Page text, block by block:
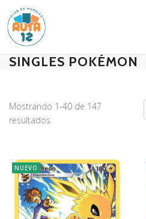
SINGLES POKÉMON
Mostrando 1-40 de 147
resultados
NUEVO